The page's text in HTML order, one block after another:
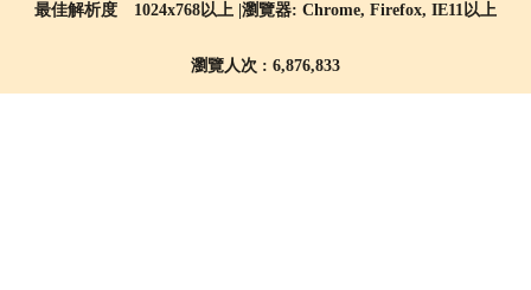
最佳解析度 1024x768以上 |瀏覽器: Chrome, Firefox, IE11以上
瀏覽人次 : 6,876,833